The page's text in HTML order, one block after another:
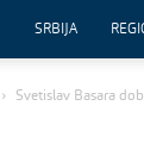
SRBIJA
Svetislav Basara